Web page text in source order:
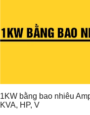
1KW bằng bao nhiêu
KVA, HP, V